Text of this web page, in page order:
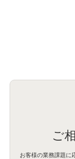
ご
お客様の業務課題に